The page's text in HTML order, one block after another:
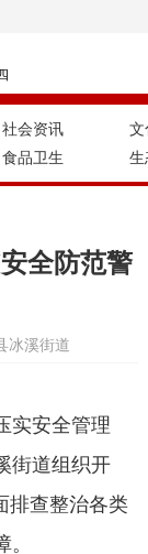
社会资讯
食品卫生
文
生
全防范警
冰溪街道
实安全管理
街道组织开
排查整治各类